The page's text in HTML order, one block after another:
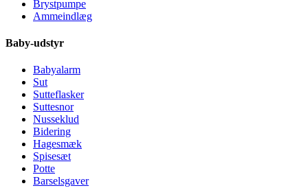
Brystpumpe
Ammeindlæg
Baby-udstyr
Babyalarm
Sut
Sutteflasker
Suttesnor
Nusseklud
Bidering
Hagesmæk
Spisesæt
Potte
Barselsgaver